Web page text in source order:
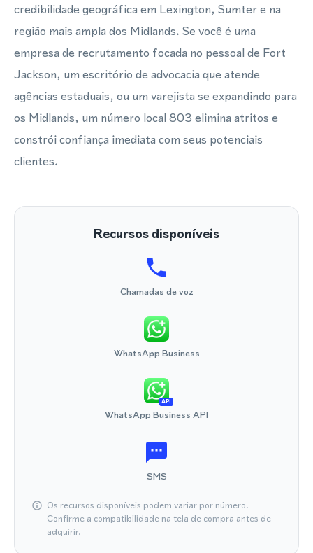
credibilidade geográfica em Lexington, Sumter e na
região mais ampla dos Midlands. Se você é uma
empresa de recrutamento focada no pessoal de Fort
Jackson, um escritório de advocacia que atende
agências estaduais, ou um varejista se expandindo para
os Midlands, um número local 803 elimina atritos e
constrói confiança imediata com seus potenciais
clientes.
Recursos disponíveis
Chamadas de voz
WhatsApp Business
API
WhatsApp Business API
SMS
Os recursos disponíveis podem variar por número.
Confirme a compatibilidade na tela de compra antes de
adquirir.